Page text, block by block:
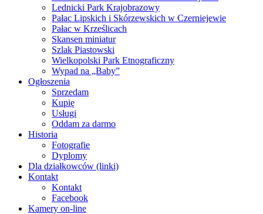
Lednicki Park Krajobrazowy
Pałac Lipskich i Skórzewskich w Czerniejewie
Pałac w Krześlicach
Skansen miniatur
Szlak Piastowski
Wielkopolski Park Etnograficzny
Wypad na „Baby”
Ogłoszenia
Sprzedam
Kupię
Usługi
Oddam za darmo
Historia
Fotografie
Dyplomy
Dla działkowców (linki)
Kontakt
Kontakt
Facebook
Kamery on-line